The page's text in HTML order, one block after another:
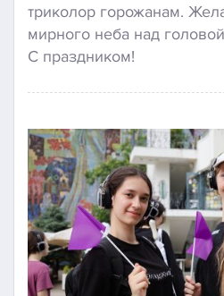
триколор горожанам.
мирного неба над
С праздником!